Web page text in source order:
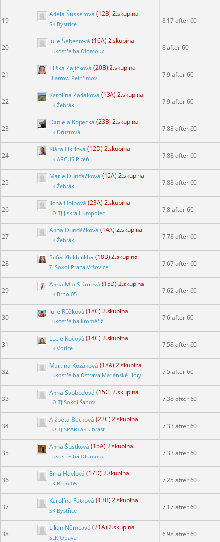
19
Adéla Šusserová (12B) 2.skupina
SK Bystřice 8.17 after 60
20
Julie Šebestová (16A) 2.skupina
Lukostřelba Olomouc 8 after 60
21
Eliška Zajíčková (20B) 2.skupina
H-arrow Pelhřimov 7.9 after 60
22
Karolína Zadáková (13A) 2.skupina
LK Žebrák 7.9 after 60
23
Daniela Kopecká (23B) 2.skupina
LK Druztová 7.88 after 60
24
Klára Fikrlová (12D) 2.skupina
LK ARCUS Plzeň 7.88 after 60
25
Marie Dundáčková (12A) 2.skupina
LK Žebrák 7.88 after 60
26
Ilona Holbová (23A) 2.skupina
LO TJ Jiskra Humpolec 7.8 after 60
27
Anna Dundáčková (14A) 2.skupina
LK Žebrák 7.78 after 60
28
Sofia Khikhlukha (18B) 2.skupina
TJ Sokol Praha Vršovice 7.67 after 60
29
Anna Mia Slámová (15D) 2.skupina
LK Brno 05 7.62 after 60
30
Julie Růžková (18C) 2.skupina
Lukostřelba Kroměříž 7.6 after 60
31
Lucie Kočová (14C) 2.skupina
LK Votice 7.58 after 60
32
Martina Kozáková (18A) 2.skupina
Lukostřelba Ostrava Mariánské Hory 7.5 after 60
33
Anna Svobodová (15C) 2.skupina
LO TJ Sokol Šanov 7.38 after 60
34
Alžběta Bečková (22C) 2.skupina
LO TJ SPARTAK Chrást 7.33 after 60
35
Anna Šustková (15A) 2.skupina
Lukostřelba Olomouc 7.33 after 60
36
Ema Havlová (17D) 2.skupina
LK Brno 05 7.25 after 60
37
Karolína Fatková (13B) 2.skupina
SK Bystřice 7.17 after 60
38
Lilian Němcová (21A) 2.skupina
SLK Opava 6.98 after 60